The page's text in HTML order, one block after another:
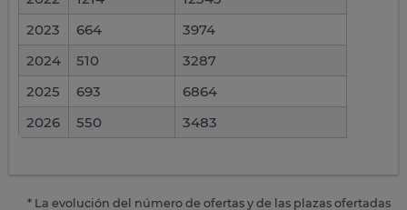
2023
664
3974
2024
510
3287
2025
693
6864
2026
550 3483
* La evolución del número de ofertas y de las plazas ofertadas